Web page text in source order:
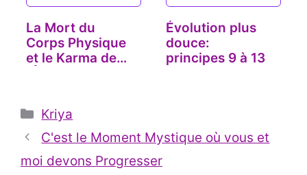
La Mort du
Corps Physique
et le Karma de
Évolution plus
douce:
principes 9 à 13
Catégories
Kriya
C'est le Moment Mystique où vous et
moi devons Progresser